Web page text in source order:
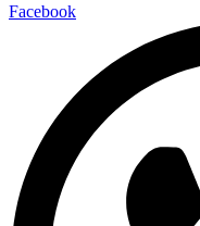
Facebook